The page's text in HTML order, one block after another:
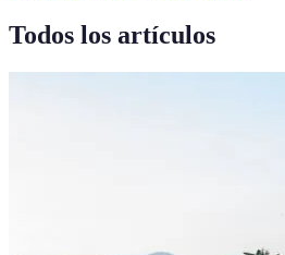
Todos los artículos